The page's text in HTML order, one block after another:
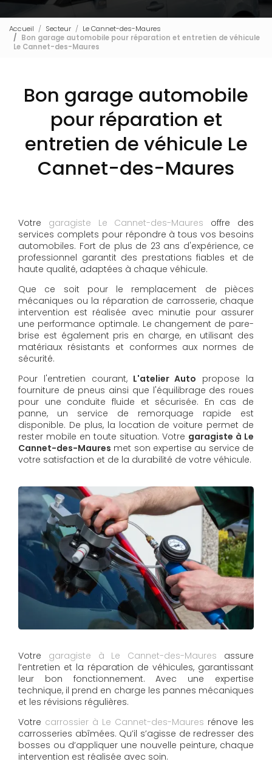
Accueil Secteur
Le Cannet-des-Maures
Bon garage automobile pour réparation et entretien de véhicule
Le Cannet-des-Maures
Bon garage automobile
pour réparation et
entretien de véhicule Le
Cannet-des-Maures
Votre garagiste Le Cannet-des-Maures offre des
services complets pour répondre à tous vos besoins
automobiles. Fort de plus de 23 ans d'expérience, ce
professionnel garantit des prestations fiables et de
haute qualité, adaptées à chaque véhicule.
Que ce soit pour le remplacement de pièces
mécaniques ou la réparation de carrosserie, chaque
intervention est réalisée avec minutie pour assurer
une performance optimale. Le changement de pare-
brise est également pris en charge, en utilisant des
matériaux résistants et conformes aux normes de
sécurité.
Pour l'entretien courant,L'atelier Auto propose la
fourniture de pneus ainsi que l'équilibrage des roues
pour une conduite fluide et sécurisée. En cas de
panne, un service de remorquage rapide est
disponible. De plus, la location de voiture permet de
rester mobile en toute situation. Votre garagiste à Le
Cannet-des-Maures met son expertise au service de
votre satisfaction et de la durabilité de votre véhicule.
Votre garagiste à Le Cannet-des-Maures assure
l’entretien et la réparation de véhicules, garantissant
leur bon fonctionnement. Avec une expertise
technique, il prend en charge les pannes mécaniques
et les révisions régulières.
Votre carrossier à Le Cannet-des-Maures rénove les
carrosseries abîmées. Qu’il s’agisse de redresser des
bosses ou d’appliquer une nouvelle peinture, chaque
intervention est réalisée avec soin.